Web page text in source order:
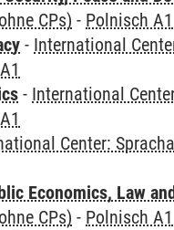
CPs) - Polnisch A1
- International
- International
Center:
Economics, Law
CPs) - Polnisch A1